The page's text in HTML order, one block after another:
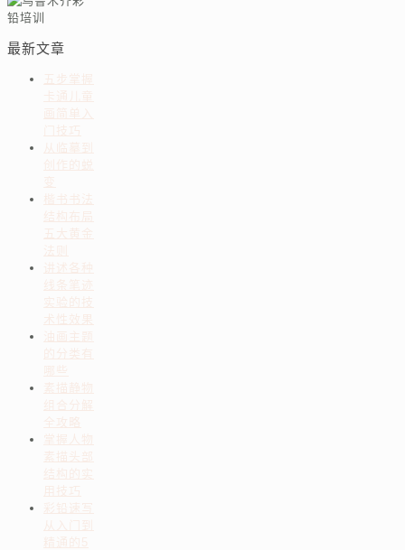
最新文章
五步掌握
卡通儿童
画简单入
门技巧
从临摹到
创作的蜕
变
楷书书法
结构布局
五大黄金
法则
讲述各种
线条笔迹
实验的技
术性效果
油画主题
的分类有
素描静物
组合分解
全攻略
掌握人物
素描头部
结构的实
用技巧
彩铅速写
从入门到
精通的5